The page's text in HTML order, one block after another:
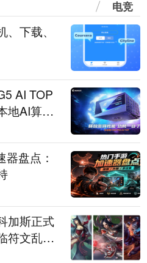
电竞
下载、
AI TOP
地AI算力
盘点：
加斯正式
符文乱